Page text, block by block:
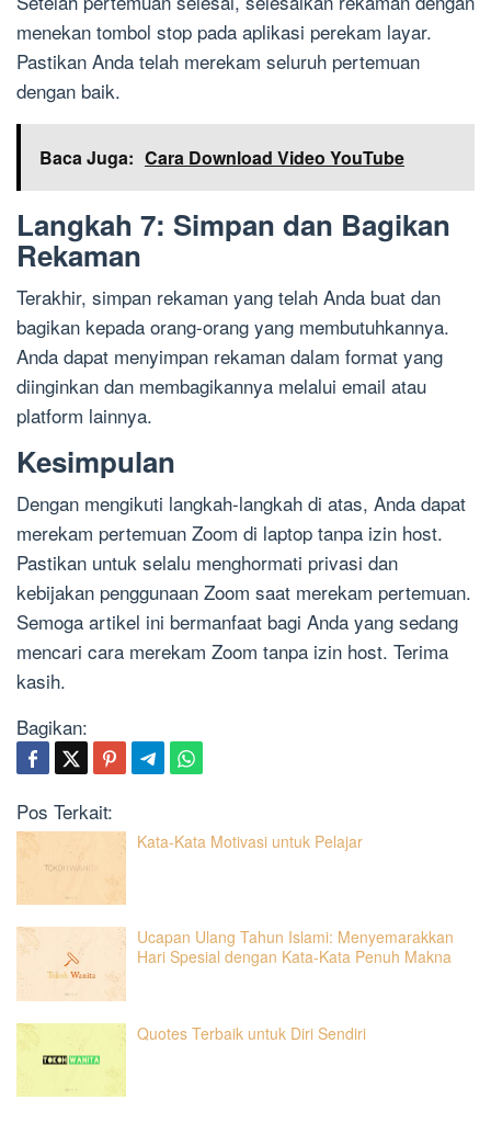
menekan tombol stop pada aplikasi perekam layar.
Pastikan Anda telah merekam seluruh pertemuan
dengan baik.
Baca Juga: Cara Download Video YouTube
Langkah 7: Simpan dan Bagikan
Rekaman
Terakhir, simpan rekaman yang telah Anda buat dan
bagikan kepada orang-orang yang membutuhkannya.
Anda dapat menyimpan rekaman dalam format yang
diinginkan dan membagikannya melalui email atau
platform lainnya.
Kesimpulan
Dengan mengikuti langkah-langkah di atas, Anda dapat
merekam pertemuan Zoom di laptop tanpa izin host.
Pastikan untuk selalu menghormati privasi dan
kebijakan penggunaan Zoom saat merekam pertemuan.
Semoga artikel ini bermanfaat bagi Anda yang sedang
mencari cara merekam Zoom tanpa izin host. Terima
kasih.
Bagikan:
Pos Terkait:
Kata-Kata Motivasi untuk Pelajar
Ucapan Ulang Tahun Islami: Menyemarakkan
Hari Spesial dengan Kata-Kata Penuh Makna
Quotes Terbaik untuk Diri Sendiri